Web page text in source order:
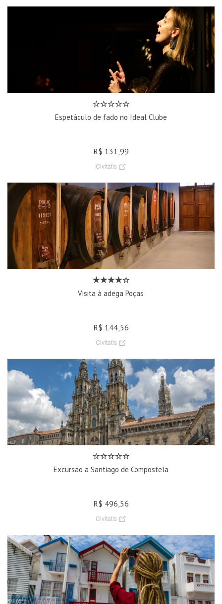
Espetáculo de fado no Ideal Clube
R$ 131,99
Civitatis
Visita à adega Poças
R$ 144,56
Civitatis
Excursão a Santiago de Compostela
R$ 496,56
Civitatis